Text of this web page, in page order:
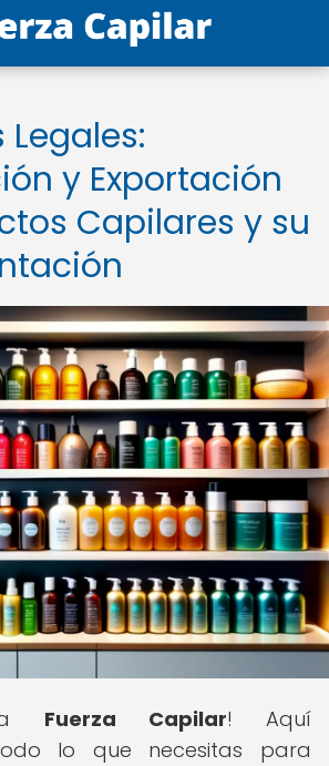
Legales:
y Exportación
Capilares y su
a Fuerza Capilar! Aquí
lo que necesitas para